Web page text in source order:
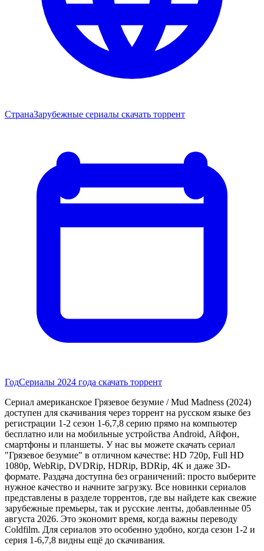
СтранаЗарубежные сериалы скачать торрент
ГодСериалы 2024 года скачать торрент
Сериал американское Грязевое безумие / Mud Madness (2024)
доступен для скачивания через торрент на русском языке без
регистрации 1-2 сезон 1-6,7,8 серию прямо на компьютер
бесплатно или на мобильные устройства Android, Айфон,
смартфоны и планшеты. У нас вы можете скачать сериал
"Грязевое безумие" в отличном качестве: HD 720p, Full HD
1080p, WebRip, DVDRip, HDRip, BDRip, 4K и даже 3D-
формате. Раздача доступна без ограничений: просто выберите
нужное качество и начните загрузку. Все новинки сериалов
представлены в разделе торрентов, где вы найдете как свежие
зарубежные премьеры, так и русские ленты, добавленные 05
августа 2026. Это экономит время, когда важны переводу
Coldfilm. Для сериалов это особенно удобно, когда сезон 1-2 и
серия 1-6,7,8 видны ещё до скачивания.